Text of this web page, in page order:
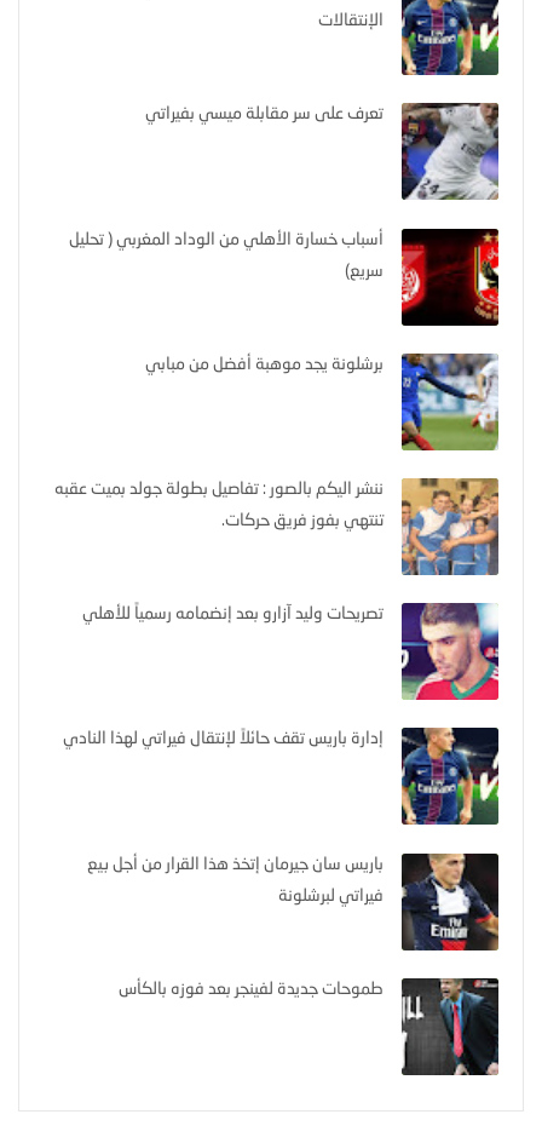
الإنتقالات
تعرف على سر مقابلة ميسي بفيراتي
أسباب خسارة الأهلي من الوداد المغربي ( تحليل
سريع)
برشلونة يجد موهبة أفضل من مبابي
ننشر اليكم بالصور : تفاصيل بطولة جولد بميت عقبه
تنتهي بفوز فريق حركات.
تصريحات وليد آزارو بعد إنضمامه رسمياً للأهلي
إدارة باريس تقف حائلاً لإنتقال فيراتي لهذا النادي
باريس سان جيرمان إتخذ هذا القرار من أجل بيع
فيراتي لبرشلونة
طموحات جديدة لفينجر بعد فوزه بالكأس